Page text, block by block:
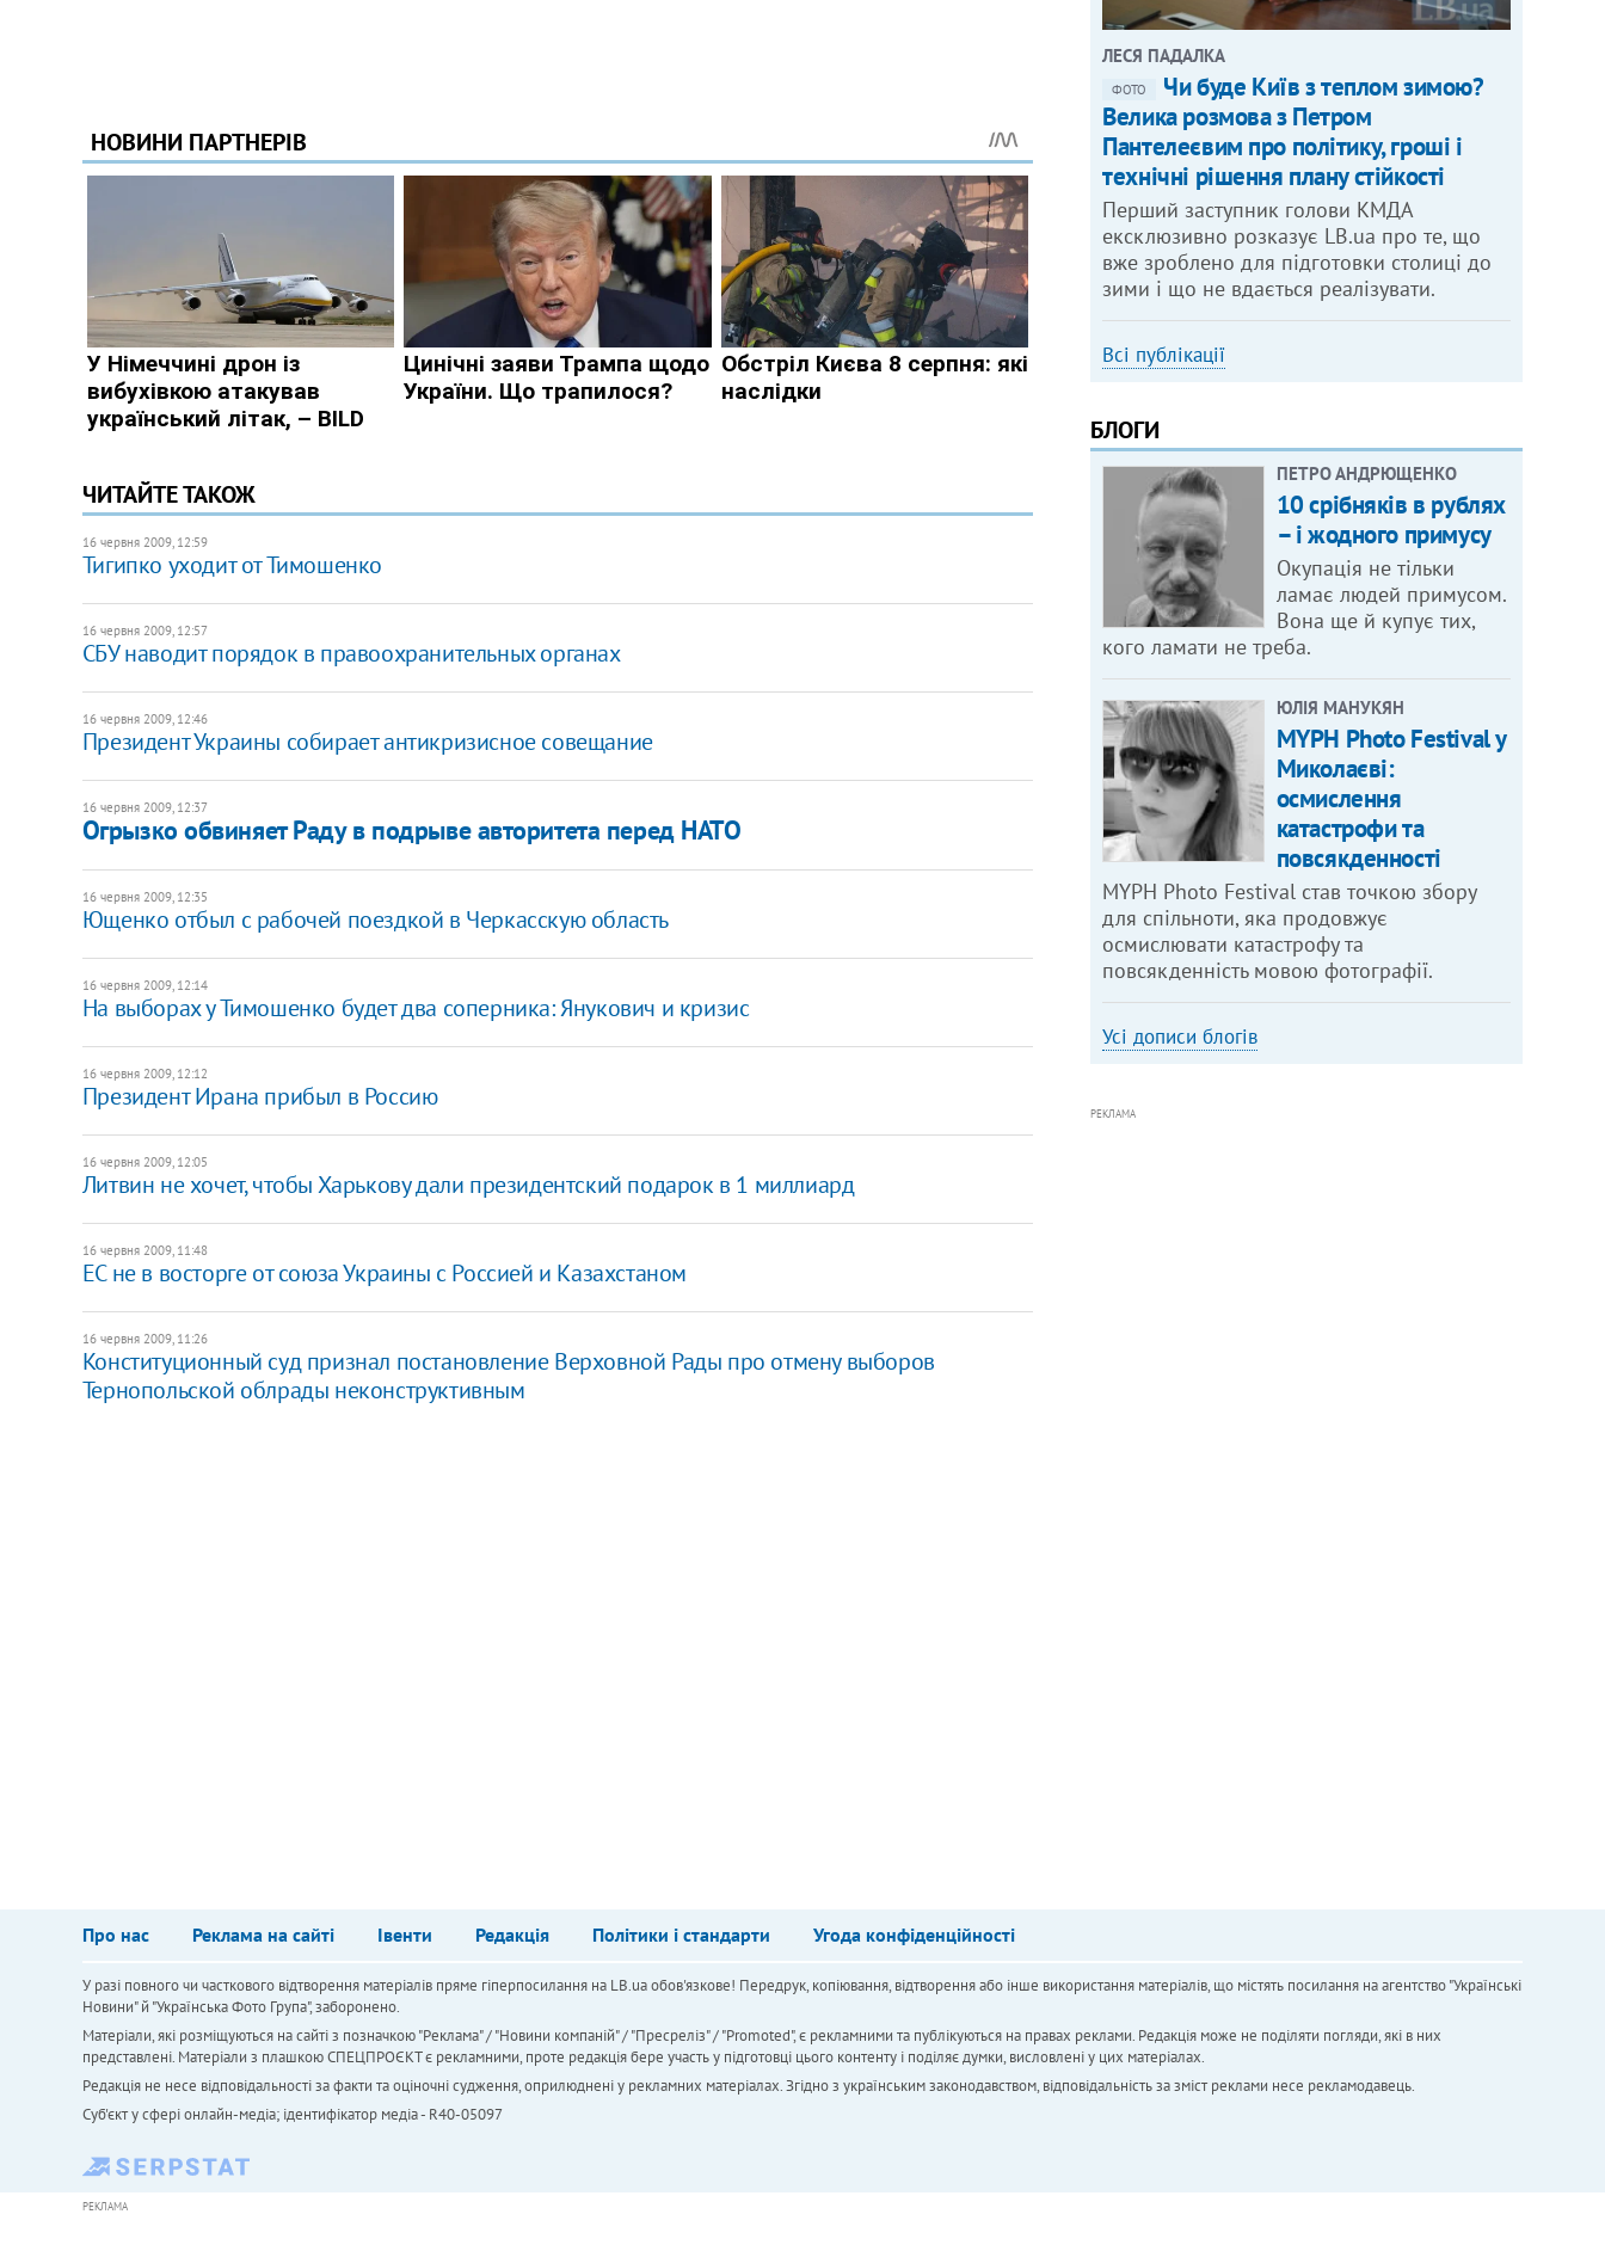
ЧИТАЙТЕ ТАКОЖ
16 червня 2009, 12:59
Тигипко уходит от Тимошенко
16 червня 2009, 12:57
СБУ наводит порядок в правоохранительных органах
16 червня 2009, 12:46
Президент Украины собирает антикризисное совещание
16 червня 2009, 12:37
Огрызко обвиняет Раду в подрыве авторитета перед НАТО
16 червня 2009, 12:35
Ющенко отбыл с рабочей поездкой в Черкасскую область
16 червня 2009, 12:14
На выборах у Тимошенко будет два соперника: Янукович и кризис
16 червня 2009, 12:12
Президент Ирана прибыл в Россию
16 червня 2009, 12:05
Литвин не хочет, чтобы Харькову дали президентский подарок в 1 миллиард
16 червня 2009, 11:48
ЕС не в восторге от союза Украины с Россией и Казахстаном
16 червня 2009, 11:26
Конституционный суд признал постановление Верховной Рады про отмену выборов
Тернопольской облрады неконструктивным
ЛЕСЯ ПАДАЛКА
ФОТО
Чи буде Київ з теплом зимою?
Велика розмова з Петром
Пантелеєвим про політику, гроші і
технічні рішення плану стійкості
Перший заступник голови КМДА
ексклюзивно розказує LB.ua про те, що
вже зроблено для підготовки столиці до
зими і що не вдається реалізувати.
Всі публікації
БЛОГИ
ПЕТРО АНДРЮЩЕНКО
10 срібняків в рублях
– і жодного примусу
Окупація не тільки
ламає людей примусом.
Вона ще й купує тих,
кого ламати не треба.
ЮЛІЯ МАНУКЯН
MYPH Photo Festival у
Миколаєві:
осмислення
катастрофи та
повсякденності
MYPH Photo Festival став точкою збору
для спільноти, яка продовжує
осмислювати катастрофу та
повсякденність мовою фотографії.
Усі дописи блогів
РЕКЛАМА
Про нас Реклама на сайті Івенти Редакція Політики і стандарти Угода конфіденційності
У разі повного чи часткового відтворення матеріалів пряме гіперпосилання на LB.ua обов'язкове! Передрук, копіювання, відтворення або інше використання матеріалів, що містять посилання на агентство "Українськi
Новини" й "Українська Фото Група", заборонено.
Матеріали, які розміщуються на сайті з позначкою "Реклама" / "Новини компаній" / "Пресреліз" / "Promoted", є рекламними та публікуються на правах реклами. Редакція може не поділяти погляди, які в них
представлені. Матеріали з плашкою СПЕЦПРОЄКТ є рекламними, проте редакція бере участь у підготовці цього контенту і поділяє думки, висловлені у цих матеріалах.
Редакція не несе відповідальності за факти та оціночні судження, оприлюднені у рекламних матеріалах. Згідно з українським законодавством, відповідальність за зміст реклами несе рекламодавець.
Cуб'єкт у сфері онлайн-медіа; ідентифікатор медіа - R40-05097
РЕКЛАМА